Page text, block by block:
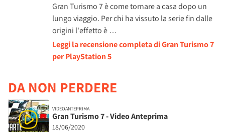
Gran Turismo 7 è come tornare a casa dopo un
lungo viaggio. Per chi ha vissuto la serie fin dalle
origini l'effetto è …
Leggi la recensione completa di Gran Turismo 7
per PlayStation 5
DA NON PERDERE
VIDEOANTEPRIMA
Gran Turismo 7 - Video Anteprima
18/06/2020